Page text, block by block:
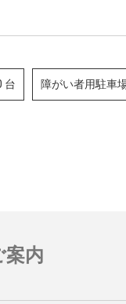
らや、Android 端末の
修を修了した認定スタ
「キャ
「あん
する制
詳細は
でお手続き可能なセルフ
ている店舗です。
台 障がい者用駐車
案内